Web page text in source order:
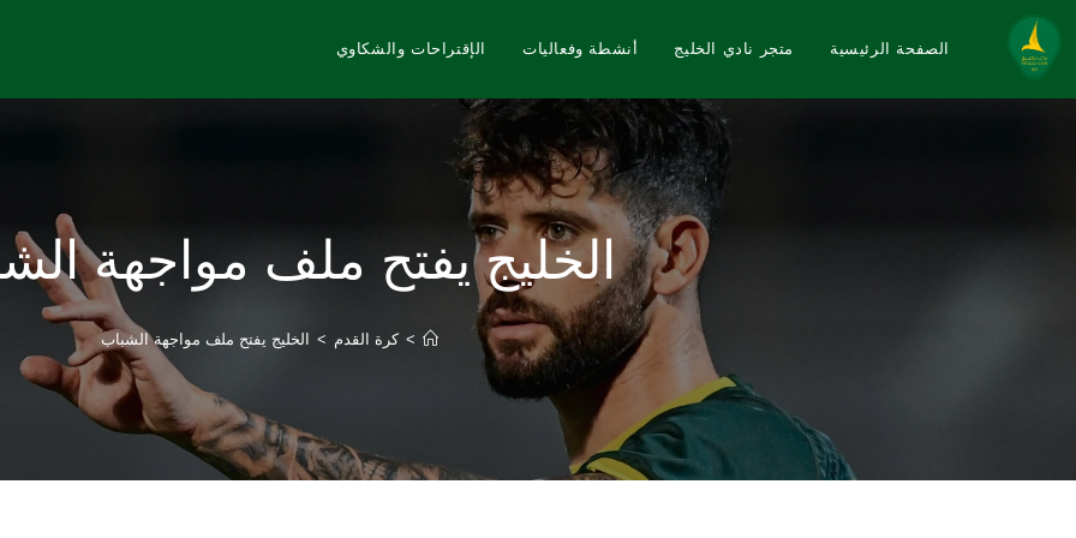
الصفحة الرئيسية متجر نادي الخليج أنشطة وفعاليات الإقتراحات والشكاوي
الخليج يفتح ملف مواجهة
> كرة القدم > الخليج يفتح ملف مواجهة الشباب